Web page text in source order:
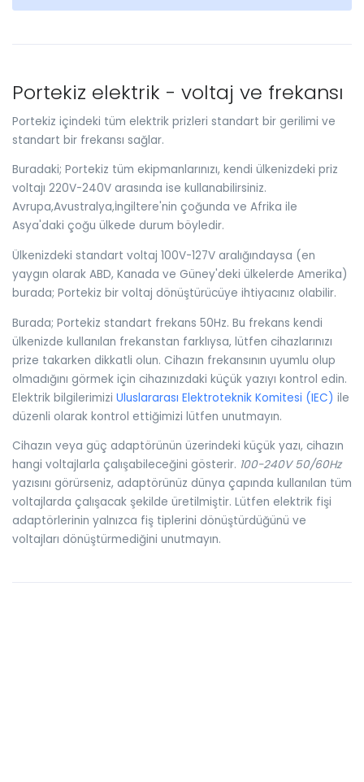
Portekiz elektrik - voltaj ve frekansı
Portekiz içindeki tüm elektrik prizleri standart bir gerilimi ve
standart bir frekansı sağlar.
Buradaki; Portekiz tüm ekipmanlarınızı, kendi ülkenizdeki priz
voltajı 220V-240V arasında ise kullanabilirsiniz.
Avrupa,Avustralya,İngiltere'nin çoğunda ve Afrika ile
Asya'daki çoğu ülkede durum böyledir.
Ülkenizdeki standart voltaj 100V-127V aralığındaysa (en
yaygın olarak ABD, Kanada ve Güney'deki ülkelerde Amerika)
burada; Portekiz bir voltaj dönüştürücüye ihtiyacınız olabilir.
Burada; Portekiz standart frekans 50Hz. Bu frekans kendi
ülkenizde kullanılan frekanstan farklıysa, lütfen cihazlarınızı
prize takarken dikkatli olun. Cihazın frekansının uyumlu olup
olmadığını görmek için cihazınızdaki küçük yazıyı kontrol edin.
Elektrik bilgilerimizi Uluslararası Elektroteknik Komitesi (IEC) ile
düzenli olarak kontrol ettiğimizi lütfen unutmayın.
Cihazın veya güç adaptörünün üzerindeki küçük yazı, cihazın
hangi voltajlarla çalışabileceğini gösterir. 100-240V 50/60Hz
yazısını görürseniz, adaptörünüz dünya çapında kullanılan tüm
voltajlarda çalışacak şekilde üretilmiştir. Lütfen elektrik fişi
adaptörlerinin yalnızca fiş tiplerini dönüştürdüğünü ve
voltajları dönüştürmediğini unutmayın.